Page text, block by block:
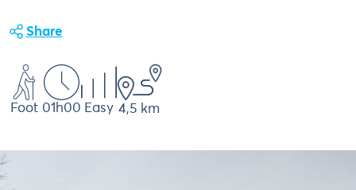
Share
Foot 01h00 Easy 4,5 km